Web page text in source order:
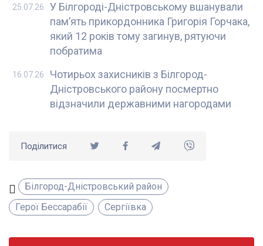
У Білгороді-Дністровському вшанували
пам’ять прикордонника Григорія Горчака,
який 12 років тому загинув, рятуючи
побратима
25.07.26
Чотирьох захисників з Білгород-
Дністровського району посмертно
відзначили державними нагородами
16.07.26
Поділитися
Білгород-Дністровський район
Герої Бессарабії
Сергіївка